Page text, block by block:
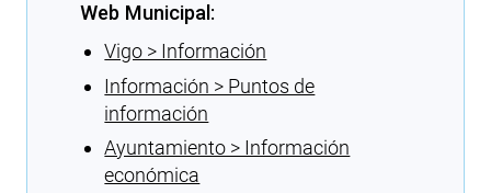
Web Municipal:
Vigo > Información
Información > Puntos de
información
Ayuntamiento > Información
económica